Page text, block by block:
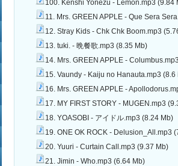
100. Kenshi Yonezu - Lemon.mp3 (9.84
11. Mrs. GREEN APPLE - Que Sera
12. Stray Kids - Chk Chk Boom.mp3
13. tuki. - 晩餐歌.mp3 (8.35 Mb)
14. Mrs. GREEN APPLE -
15. Vaundy - Kaiju no Hanauta.mp3 (8.6
16. Mrs. GREEN APPLE -
17. MY FIRST STORY - MUGEN.mp3
18. YOASOBI - アイドル.mp3 (8.24 Mb)
19. ONE OK ROCK - Delusion_All.mp3
20. Yuuri - Curtain Call.mp3 (9.37 Mb)
21. Jimin - Who.mp3 (6.64 Mb)